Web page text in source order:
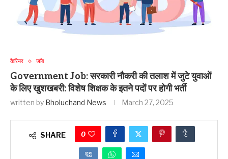
कैरियर जॉब
Government Job: सरकारी नौकरी की तलाश में जुटे युवाओं
के लिए खुशखबरी: विशेष शिक्षक के इतने पदों पर होगी भर्ती
written by Bholuchand News March 27, 2025
SHARE 0